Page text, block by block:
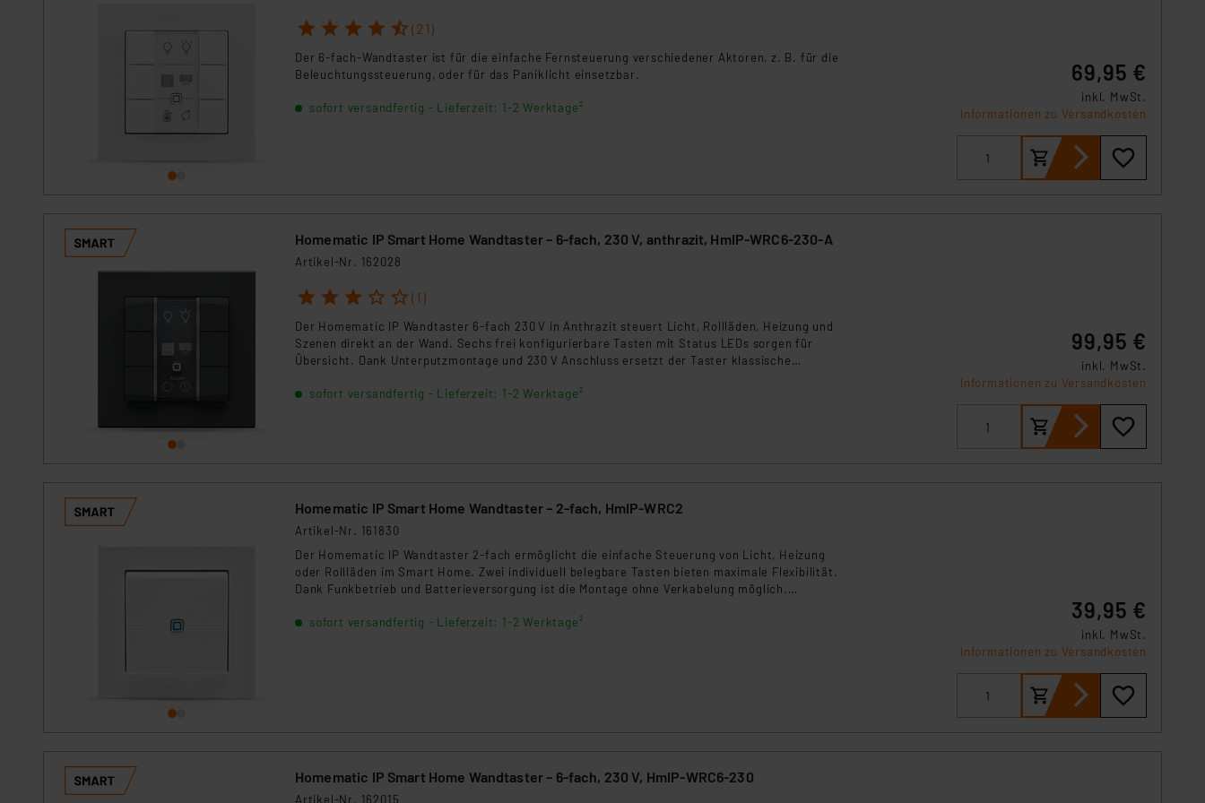
Datenschutz nach EU-Standards eingestuft wird. So besteht etwa das Risiko, dass US-Behörden personenbezogene
Unsere Kooperation mit diesen Dienstleistern stützt sich auf die Standarddatenschutzklauseln der Europäischen
Daten, verbundenen Risiken.“
1 2 3 4 5 (21)
Der 6-fach-Wandtaster ist für die einfache Fernsteuerung verschiedener Aktoren, z. B. für die
Beleuchtungssteuerung, oder für das Paniklicht einsetzbar.
sofort versandfertig - Lieferzeit: 1-2 Werktage²
69,95 €
inkl. MwSt.
Informationen zu Versandkosten
Homematic IP Smart Home Wandtaster – 6-fach, 230 V, anthrazit, HmIP-WRC6-230-A
Artikel-Nr. 162028
1 2 3 4 5 (1)
Der Homematic IP Wandtaster 6‑fach 230 V in Anthrazit steuert Licht, Rollläden, Heizung und
Szenen direkt an der Wand. Sechs frei konfigurierbare Tasten mit Status LEDs sorgen für
Übersicht. Dank Unterputzmontage und 230 V Anschluss ersetzt der Taster klassische
Modernisierung.
sofort versandfertig - Lieferzeit: 1-2 Werktage²
99,95 €
inkl. MwSt.
Informationen zu Versandkosten
Homematic IP Smart Home Wandtaster – 2-fach, HmIP-WRC2
Artikel-Nr. 161830
Der Homematic IP Wandtaster 2‑fach ermöglicht die einfache Steuerung von Licht, Heizung
oder Rollläden im Smart Home. Zwei individuell belegbare Tasten bieten maximale Flexibilität.
Dank Funkbetrieb und Batterieversorgung ist die Montage ohne Verkabelung möglich.
sofort versandfertig - Lieferzeit: 1-2 Werktage²
39,95 €
inkl. MwSt.
Informationen zu Versandkosten
Homematic IP Smart Home Wandtaster – 6-fach, 230 V, HmIP-WRC6-230
Artikel-Nr. 162015